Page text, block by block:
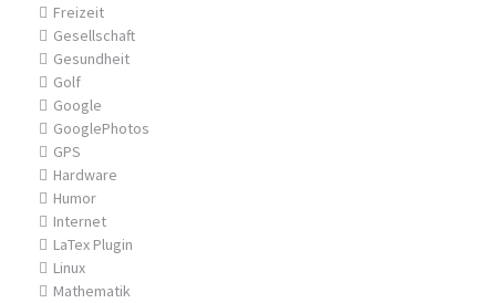
Freizeit
Gesellschaft
Gesundheit
Golf
Google
GooglePhotos
GPS
Hardware
Humor
Internet
LaTex Plugin
Linux
Mathematik